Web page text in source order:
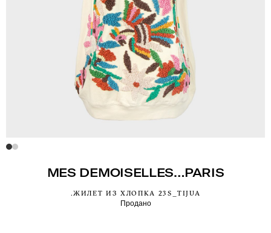
MES DEMOISELLES…PARIS
.ЖИЛЕТ ИЗ ХЛОПКА 23S_TIJUA
Продано